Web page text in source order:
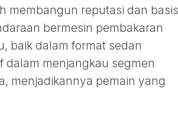
membangun reputasi dan basis
bermesin pembakaran
baik dalam format sedan
dalam menjangkau segmen
menjadikannya pemain yang